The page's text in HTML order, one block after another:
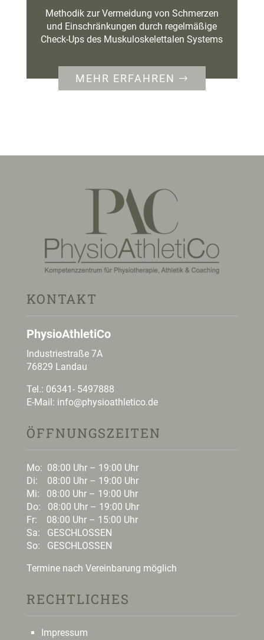
Methodik zur Vermeidung von Schmerzen
und Einschränkungen durch regelmäßige
Check-Ups des Muskuloskelettalen Systems
MEHR ERFAHREN
KONTAKT
PhysioAthletiCo
Industriestraße 7A
76829 Landau
Tel.: 06341- 5497888
E-Mail: info@physioathletico.de
ÖFFNUNGSZEITEN
Mo: 08:00 Uhr – 19:00 Uhr
Di: 08:00 Uhr – 19:00 Uhr
Mi: 08:00 Uhr – 19:00 Uhr
Do: 08:00 Uhr – 19:00 Uhr
Fr: 08:00 Uhr – 15:00 Uhr
Sa: GESCHLOSSEN
So: GESCHLOSSEN
Termine nach Vereinbarung möglich
RECHTLICHES
Impressum